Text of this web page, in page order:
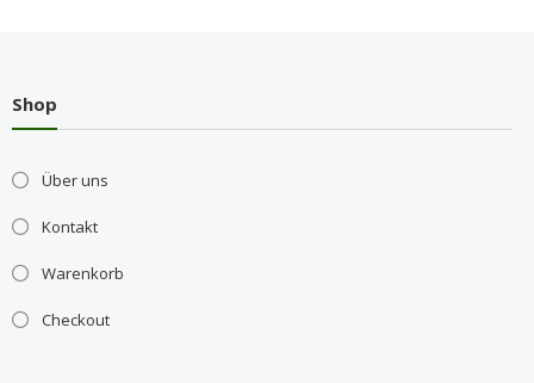
Shop
Über uns
Kontakt
Warenkorb
Checkout